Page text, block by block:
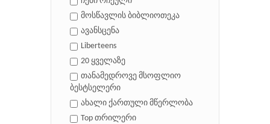
მოსწავლის ბიბლიოთეკა
ავანსცენა
Liberteens
20 ყველაზე
თანამედროვე მსოფლიო
ბესტსელერი
ახალი ქართული მწერლობა
Top თრილერი